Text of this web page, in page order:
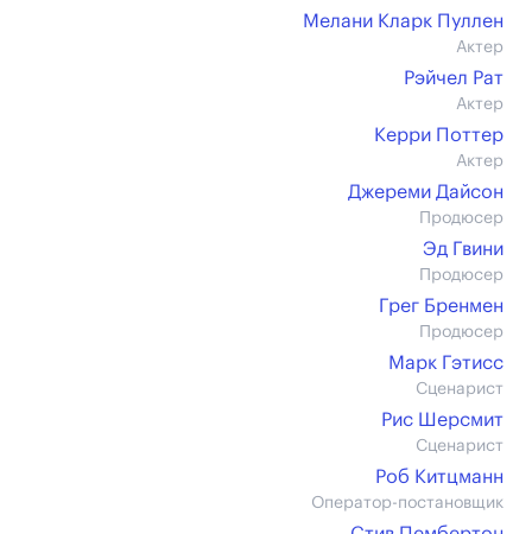
Мелани Кларк Пуллен
Актер
Рэйчел Рат
Актер
Керри Поттер
Актер
Джереми Дайсон
Продюсер
Эд Гвини
Продюсер
Грег Бренмен
Продюсер
Марк Гэтисс
Сценарист
Рис Шерсмит
Сценарист
Роб Китцманн
Оператор-постановщик